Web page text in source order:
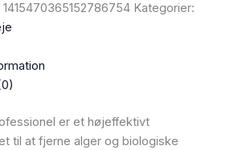
1415470365152786754 Kategorier:
er et højeffektivt
til at fjerne alger og biologiske